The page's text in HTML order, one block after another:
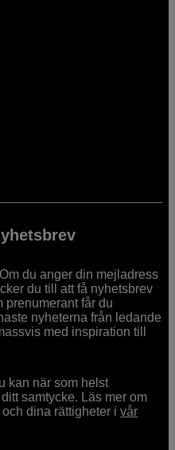
du anger din mejladress
du till att få nyhetsbrev
prenumerant får du
nyheterna från ledande
med inspiration till
kan när som helst
samtycke. Läs mer om
dina rättigheter ivår